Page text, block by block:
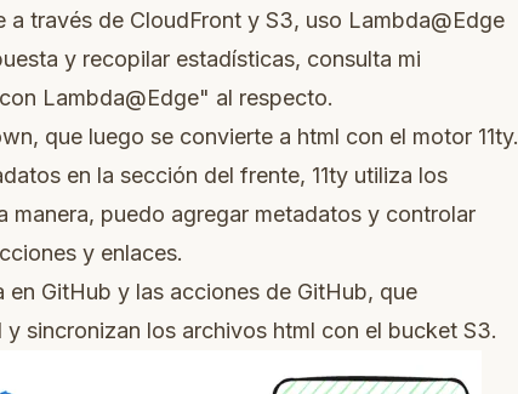
través de CloudFront y S3, uso Lambda@Edge
y recopilar estadísticas, consulta mi
Lambda@Edge" al respecto.
que luego se convierte a html con el motor 11ty.
en la sección del frente, 11ty utiliza los
manera, puedo agregar metadatos y controlar
y enlaces.
GitHub y las acciones de GitHub, que
sincronizan los archivos html con el bucket S3.